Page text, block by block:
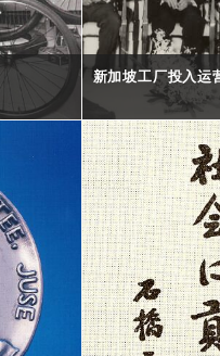
新加坡工厂投入运